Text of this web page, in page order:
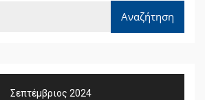
Σεπτέμβριος 2024